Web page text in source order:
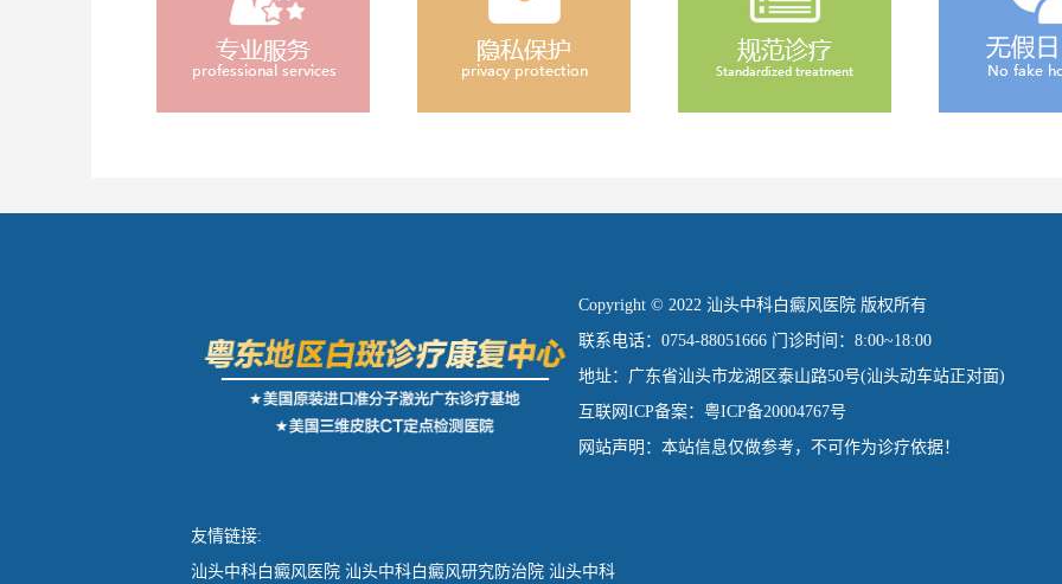
Copyright © 2022 汕头中科白癜风医院 版权所有
联系电话：0754-88051666 门诊时间：8:00~18:00
地址：广东省汕头市龙湖区泰山路50号(汕头动车站正对面)
互联网ICP备案：粤ICP备20004767号
网站声明：本站信息仅做参考，不可作为诊疗依据！
友情链接:
汕头中科白癜风医院 汕头中科白癜风研究防治院 汕头中科